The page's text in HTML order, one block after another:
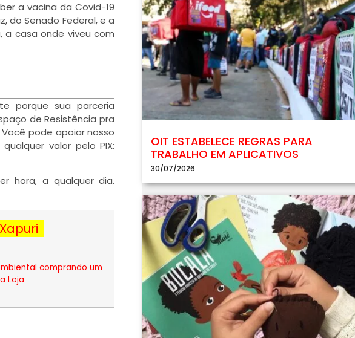
a vacina da Covid-19
do Senado Federal, e a
a casa onde viveu com
porque sua parceria
de Resistência pra
pode apoiar nosso
valor pelo PIX:
hora, a qualquer dia.
comprando um
Loja
OIT ESTABELECE REGRAS PARA
TRABALHO EM APLICATIVOS
30/07/2026